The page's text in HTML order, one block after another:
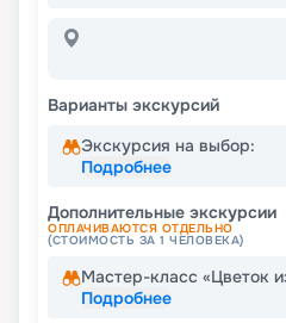
Варианты экскурсий
Экскурсия на выбор:
Подробнее
Дополнительные экскурсии
ОПЛАЧИВАЮТСЯ ОТДЕЛЬНО
(СТОИМОСТЬ ЗА 1 ЧЕЛОВЕКА)
Мастер-класс «Цветок
Подробнее